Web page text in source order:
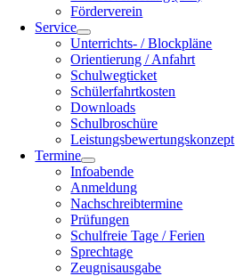
Förderverein
Service
Unterrichts- / Blockpläne
Orientierung / Anfahrt
Schulwegticket
Schülerfahrtkosten
Downloads
Schulbroschüre
Leistungsbewertungskonzept
Termine
Infoabende
Anmeldung
Nachschreibtermine
Prüfungen
Schulfreie Tage / Ferien
Sprechtage
Zeugnisausgabe